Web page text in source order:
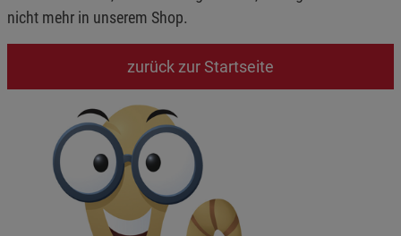
nicht mehr in unserem Shop.
zurück zur Startseite